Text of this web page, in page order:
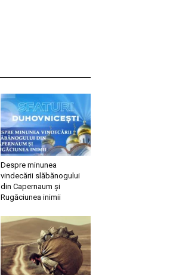
Despre minunea
vindecării slăbănogului
din Capernaum și
Rugăciunea inimii